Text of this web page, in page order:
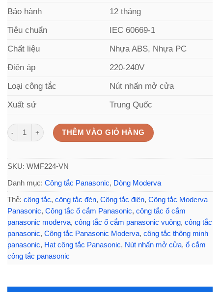
Bảo hành
12 tháng
Tiêu chuẩn
IEC 60669-1
Chất liệu
Nhựa ABS, Nhựa PC
Điện áp
220-240V
Loại công tắc
Nút nhấn mở cửa
Xuất sứ
Trung Quốc
Công tắc thông minh Panasonic WMF224-VN dùng mở cửa số lượng
THÊM VÀO GIỎ HÀNG
SKU: WMF224-VN
Danh mục: Công tắc Panasonic, Dòng Moderva
Thẻ: công tắc, công tắc đèn, Công tắc điện, Công tắc Moderva
Panasonic, Công tắc ổ cắm Panasonic, công tắc ổ cắm
panasonic moderva, công tắc ổ cắm panasonic vuông, công tắc
panasonic, Công tắc Panasonic Moderva, công tắc thông minh
panasonic, Hạt công tắc Panasonic, Nút nhấn mở cửa, ổ cắm
công tắc panasonic